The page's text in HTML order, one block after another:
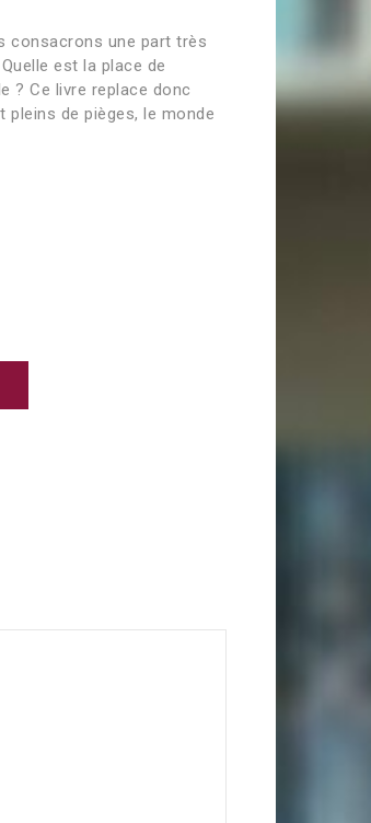
consacrons une part très
est la place de
? Ce livre replace donc
pleins de pièges, le monde